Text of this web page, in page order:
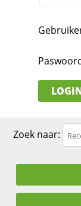
Zoek naar: